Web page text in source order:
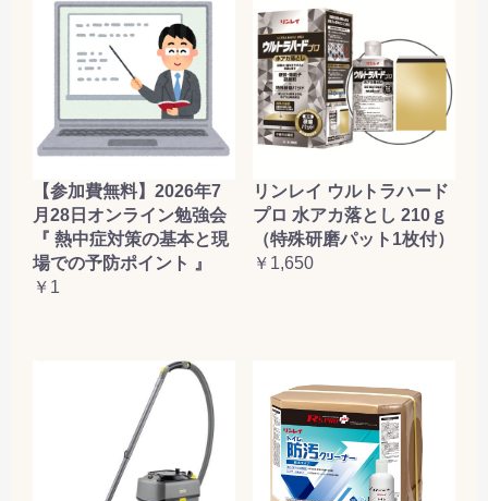
【参加費無料】2026年7
月28日オンライン勉強会
『 熱中症対策の基本と現
場での予防ポイント 』
￥1
リンレイ ウルトラハード
プロ 水アカ落とし 210ｇ
（特殊研磨パット1枚付）
￥1,650